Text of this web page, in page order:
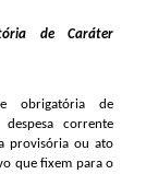
de Caráter
obrigatória de
corrente
provisória ou ato
que fixem para o